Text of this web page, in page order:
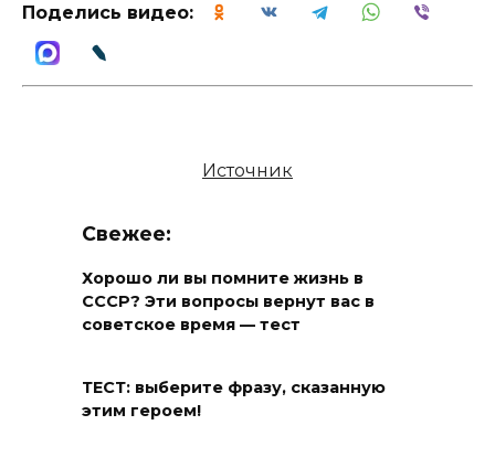
Поделись видео:
Источник
Свежее:
Хорошо ли вы помните жизнь в
СССР? Эти вопросы вернут вас в
советское время — тест
ТЕСТ: выберите фразу, сказанную
этим героем!